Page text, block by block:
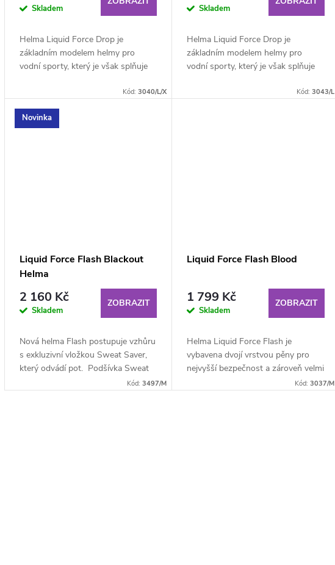
t
ů
k
Skladem
Helma Liquid Force Drop je
základním modelem helmy pro
vodní sporty, který je však splňuje
Kód:3040/L/X
Skladem
Helma Liquid Force Drop je
základním modelem helmy pro
vodní sporty, který je však splňuje
Kód: 3043/L
Novinka
Liquid Force Flash Blackout
Helma
2 160 Kč
Skladem
ZOBRAZIT
Nová helma Flash postupuje vzhůru
s exkluzivní vložkou Sweat Saver,
který odvádí pot. Podšívka Sweat
Savcer se skládá z kvalitní pěny s...
Kód:3497/M
Liquid Force Flash Blood
1 799 Kč
Skladem
ZOBRAZIT
Helma Liquid Force Flash je
vybavena dvojí vrstvou pěny pro
nejvyšší bezpečnost a zároveň velmi
příjemnou vnitří vystýlkou tak, aby
Kód: 3037/M